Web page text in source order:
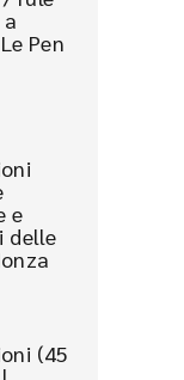
Pen
e
delle
(45